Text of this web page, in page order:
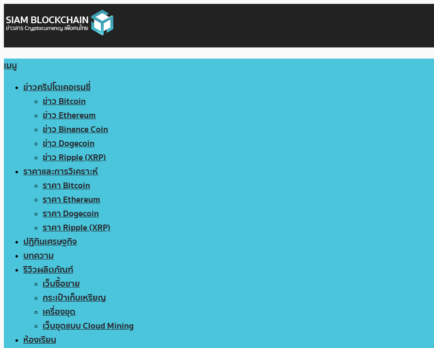
เมนู
ข่าวคริปโตเคอเรนซี่
ข่าว Bitcoin
ข่าว Ethereum
ข่าว Binance Coin
ข่าว Dogecoin
ข่าว Ripple (XRP)
ราคาและการวิเคราะห์
ราคา Bitcoin
ราคา Ethereum
ราคา Dogecoin
ราคา Ripple (XRP)
ปฏิทินเศรษฐกิจ
บทความ
รีวิวผลิตภัณฑ์
เว็บซื้อขาย
กระเป๋าเก็บเหรียญ
เครื่องขุด
เว็บขุดแบบ Cloud Mining
ห้องเรียน